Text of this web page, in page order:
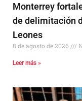
Monterrey
de delimitación
Leones
8 de agosto de 2026
Leer más »